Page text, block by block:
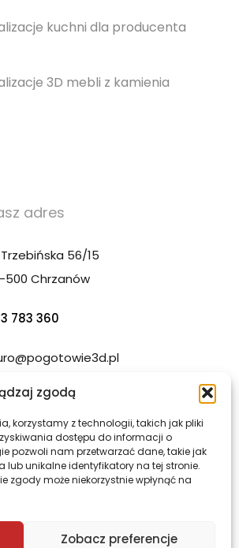
zgodą
korzystamy z technologii, takich jak pliki
dostępu do informacji o
pozwoli nam przetwarzać dane, takie jak
unikalne identyfikatory na tej stronie.
zgody może niekorzystnie wpłynąć na
Zobacz preferencje
kuchni dla producenta
3D mebli z kamienia
adres
56/15
500 Chrzanów
783 360